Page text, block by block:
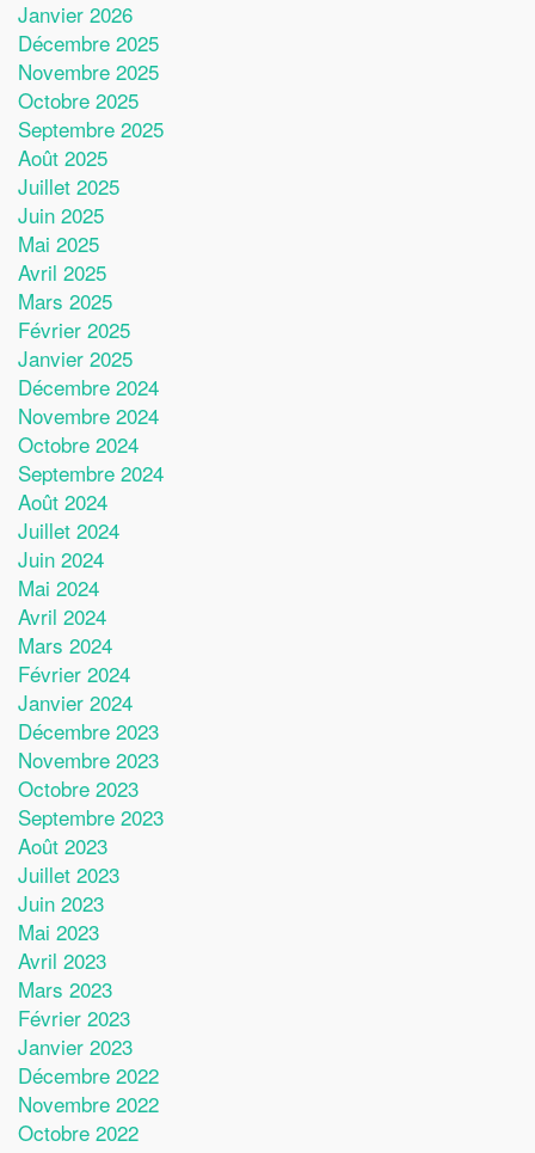
Janvier 2026
Décembre 2025
Novembre 2025
Octobre 2025
Septembre 2025
Août 2025
Juillet 2025
Juin 2025
Mai 2025
Avril 2025
Mars 2025
Février 2025
Janvier 2025
Décembre 2024
Novembre 2024
Octobre 2024
Septembre 2024
Août 2024
Juillet 2024
Juin 2024
Mai 2024
Avril 2024
Mars 2024
Février 2024
Janvier 2024
Décembre 2023
Novembre 2023
Octobre 2023
Septembre 2023
Août 2023
Juillet 2023
Juin 2023
Mai 2023
Avril 2023
Mars 2023
Février 2023
Janvier 2023
Décembre 2022
Novembre 2022
Octobre 2022